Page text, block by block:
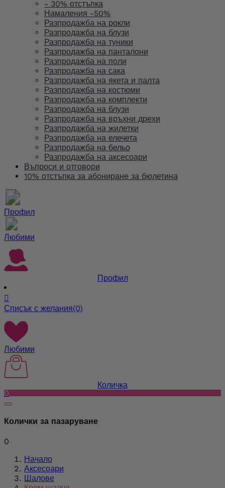
- 30% отстъпка
Намаления -50%
Разпродажба на рокли
Разпродажба на блузи
Разпродажба на туники
Разпродажба на панталони
Разпродажба на поли
Разпродажба на сака
Разпродажба на якета и палта
Разпродажба на костюми
Разпродажба на комплекти
Разпродажба на блузи
Разпродажба на връхни дрехи
Разпродажба на жилетки
Разпродажба на елечета
Разпродажба на бельо
Разпродажба на аксесоари
Въпроси и отговори
10% отстъпка за абониране за бюлетина
Профил
Любими
Профил

Списък с желания(0)
Любими
Количка
0
Колички за пазаруване
0
Начало
Аксесоари
Шалове